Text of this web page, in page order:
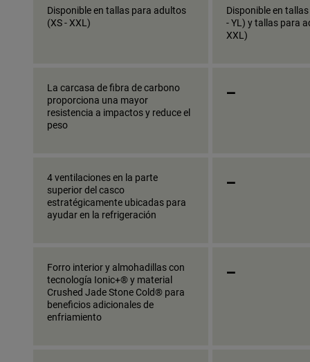
Disponible en tallas para adultos
(XS - XXL)
Disponible en
- YL) y tallas para
XXL)
La carcasa de fibra de carbono
proporciona una mayor
resistencia a impactos y reduce el
peso
_
4 ventilaciones en la parte
superior del casco
estratégicamente ubicadas para
ayudar en la refrigeración
_
Forro interior y almohadillas con
tecnología Ionic+® y material
Crushed Jade Stone Cold® para
beneficios adicionales de
enfriamiento
_